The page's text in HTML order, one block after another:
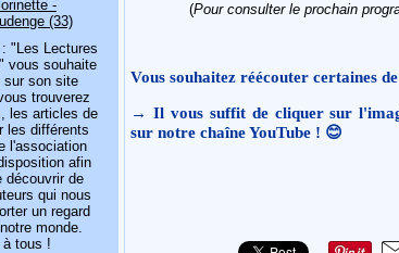
: "Les Lectures
vous souhaite
sur son site
trouverez
les articles de
les différents
l'association
afin
découvrir de
qui nous
un regard
monde.
à tous !
(Pour consulter le prochain
Vous souhaitez réécouter certaines
→ Il vous suffit de cliquer sur
sur notre chaîne YouTube ! 😊